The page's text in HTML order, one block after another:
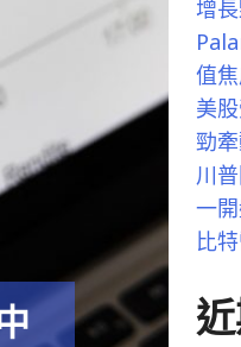
增
值
美
勁
川
一
比